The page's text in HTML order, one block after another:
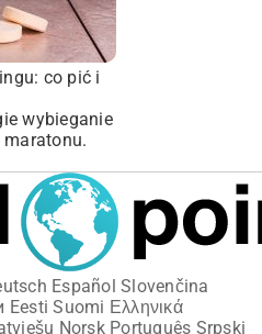
co pić i
wybieganie
Español Slovenčina
Eesti Suomi Ελληνικά
Norsk Português Srpski